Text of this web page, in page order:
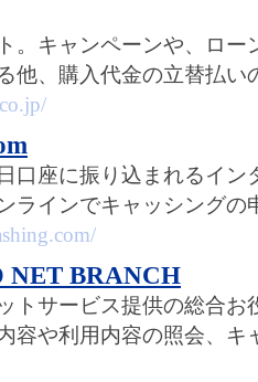
。キャンペーンや、ロ
他、購入代金の立替払い
口座に振り込まれるイン
ラインでキャッシングの
NET BRANCH
トサービス提供の総合
容や利用内容の照会、